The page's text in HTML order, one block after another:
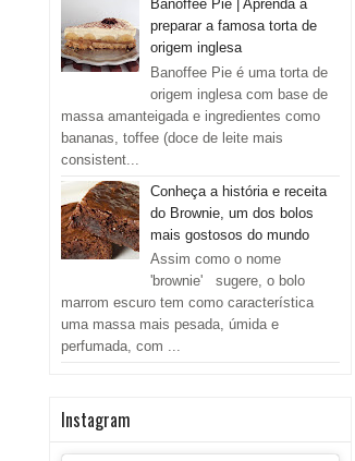
Banoffee Pie | Aprenda a
preparar a famosa torta de
origem inglesa
Banoffee Pie é uma torta de
origem inglesa com base de
massa amanteigada e ingredientes como
bananas, toffee (doce de leite mais
consistent...
Conheça a história e receita
do Brownie, um dos bolos
mais gostosos do mundo
Assim como o nome
'brownie' sugere, o bolo
marrom escuro tem como característica
uma massa mais pesada, úmida e
perfumada, com ...
Instagram